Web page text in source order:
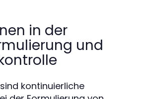
in der
und
kontinuierliche